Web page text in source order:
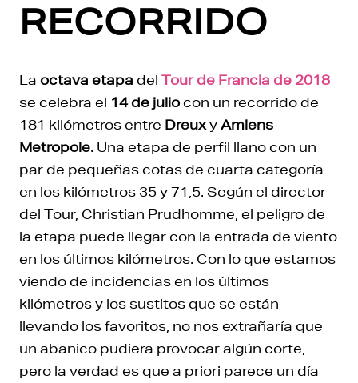
RECORRIDO
La octava etapa del Tour de Francia de 2018
se celebra el 14 de juliocon un recorrido de
181 kilómetros entre DreuxyAmiens
Metropole. Una etapa de perfil llano con un
par de pequeñas cotas de cuarta categoría
en los kilómetros 35 y 71,5. Según el director
del Tour, Christian Prudhomme, el peligro de
la etapa puede llegar con la entrada de viento
en los últimos kilómetros. Con lo que estamos
viendo de incidencias en los últimos
kilómetros y los sustitos que se están
llevando los favoritos, no nos extrañaría que
un abanico pudiera provocar algún corte,
pero la verdad es que a priori parece un día